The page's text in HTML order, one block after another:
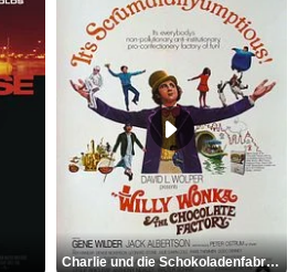
Charlie und die Schokoladenfabrik Trailer OV